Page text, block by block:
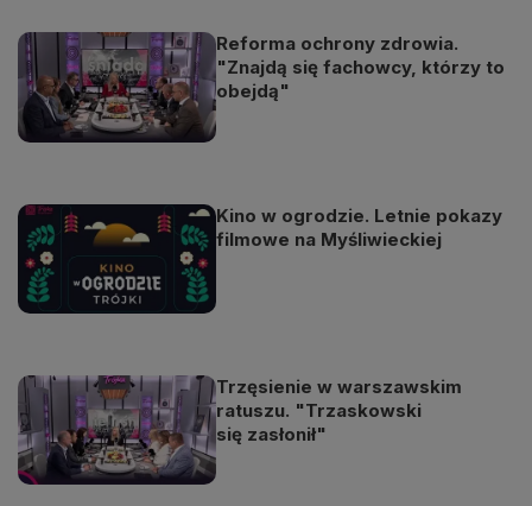
Reforma ochrony zdrowia.
"Znajdą się fachowcy, którzy to
obejdą"
Kino w ogrodzie. Letnie pokazy
filmowe na Myśliwieckiej
Trzęsienie w warszawskim
ratuszu. "Trzaskowski
się zasłonił"